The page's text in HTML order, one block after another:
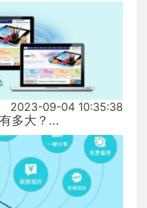
2023-09-04 10:35:38
多大？...